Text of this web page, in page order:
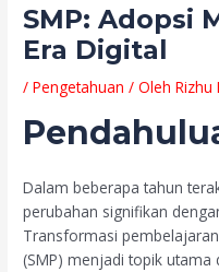
SMP: Adopsi
Era Digital
/Pengetahuan / OlehRizhu
Dalam beberapa tahun
perubahan signifikan
Transformasi
(SMP) menjadi topik utama